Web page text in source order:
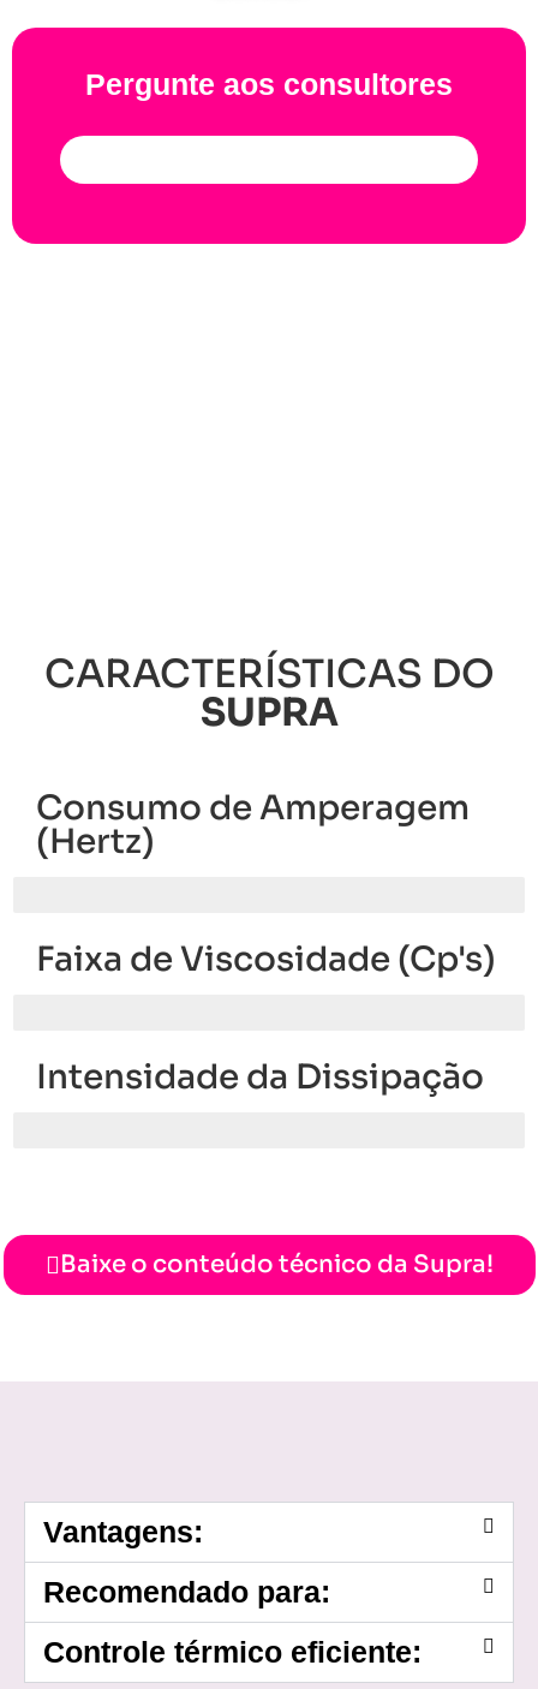
Pergunte aos consultores
CARACTERÍSTICAS DO
SUPRA
Consumo de Amperagem
(Hertz)
Faixa de Viscosidade (Cp's)
Intensidade da Dissipação
Baixe o conteúdo técnico da Supra!
Vantagens:
Recomendado para:
Controle térmico eficiente: